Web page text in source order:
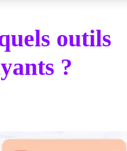
outils
?